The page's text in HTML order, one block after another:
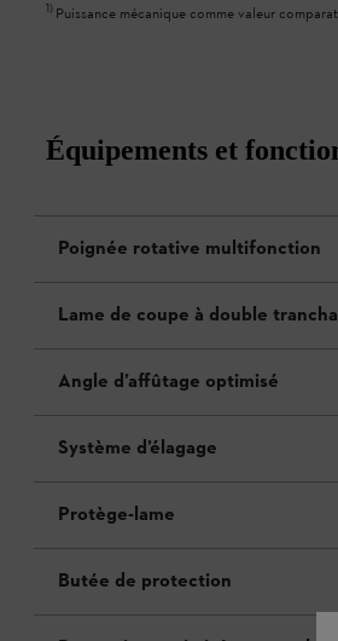
1) Puissance mécanique comme valeur
Équipements et
Poignée rotative multifonction
Lame de coupe à double
Angle d’affûtage optimisé
Système d’élagage
Protège-lame
Butée de protection